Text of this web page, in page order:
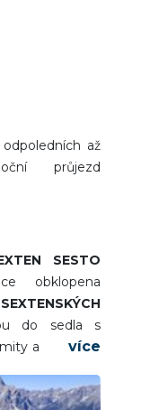
až
průjezd
SESTO
obklopena
SEXTENSKÝCH
do sedla s
a rakouské
- cca 6 km